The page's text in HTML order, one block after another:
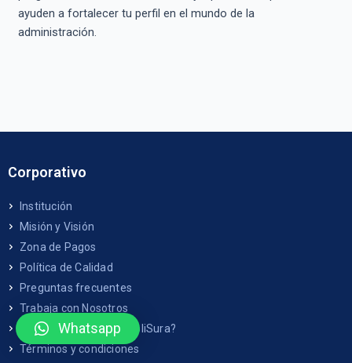
ayuden a fortalecer tu perfil en el mundo de la
administración.
Corporativo
Institución
Misión y Visión
Zona de Pagos
Política de Calidad
Preguntas frecuentes
Trabaja con Nosotros
¿Por qué estudiar en PoliSura?
Términos y condiciones
Whatsapp